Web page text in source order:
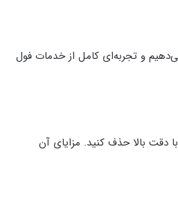
و تجربه‌ای کامل از خدمات فول
دقت بالا حذف کنید. مزایای آن